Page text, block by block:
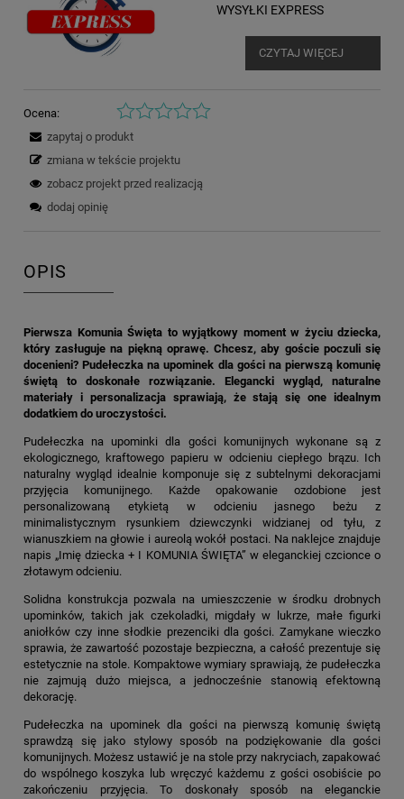
WYSYŁKI EXPRESS
CZYTAJ WIĘCEJ
Ocena:
zapytaj o produkt
zmiana w tekście projektu
zobacz projekt przed realizacją
dodaj opinię
OPIS
Pierwsza Komunia Święta to wyjątkowy moment w życiu dziecka,
który zasługuje na piękną oprawę. Chcesz, aby goście poczuli się
docenieni? Pudełeczka na upominek dla gości na pierwszą komunię
świętą to doskonałe rozwiązanie. Elegancki wygląd, naturalne
materiały i personalizacja sprawiają, że stają się one idealnym
dodatkiem do uroczystości.
Pudełeczka na upominki dla gości komunijnych wykonane są z
ekologicznego, kraftowego papieru w odcieniu ciepłego brązu. Ich
naturalny wygląd idealnie komponuje się z subtelnymi dekoracjami
przyjęcia komunijnego. Każde opakowanie ozdobione jest
personalizowaną etykietą w odcieniu jasnego beżu z
minimalistycznym rysunkiem dziewczynki widzianej od tyłu, z
wianuszkiem na głowie i aureolą wokół postaci. Na naklejce znajduje
napis „Imię dziecka + I KOMUNIA ŚWIĘTA” w eleganckiej czcionce o
złotawym odcieniu.
Solidna konstrukcja pozwala na umieszczenie w środku drobnych
upominków, takich jak czekoladki, migdały w lukrze, małe figurki
aniołków czy inne słodkie prezenciki dla gości. Zamykane wieczko
sprawia, że zawartość pozostaje bezpieczna, a całość prezentuje się
estetycznie na stole. Kompaktowe wymiary sprawiają, że pudełeczka
nie zajmują dużo miejsca, a jednocześnie stanowią efektowną
dekorację.
Pudełeczka na upominek dla gości na pierwszą komunię świętą
sprawdzą się jako stylowy sposób na podziękowanie dla gości
komunijnych. Możesz ustawić je na stole przy nakryciach, zapakować
do wspólnego koszyka lub wręczyć każdemu z gości osobiście po
zakończeniu przyjęcia. To doskonały sposób na eleganckie